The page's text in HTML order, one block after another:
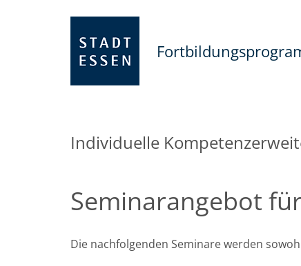
Individuelle
Seminarangebot
Die nachfolgenden Seminare werden